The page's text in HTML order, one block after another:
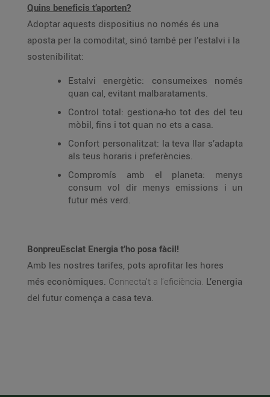
Quins beneficis t’aporten?
Adoptar aquests dispositius no només és una
aposta per la comoditat, sinó també per l’estalvi i la
sostenibilitat:
Estalvi energètic: consumeixes només
quan cal, evitant malbarataments.
Control total: gestiona-ho tot des del teu
mòbil, fins i tot quan no ets a casa.
Confort personalitzat: la teva llar s’adapta
als teus horaris i preferències.
Compromís amb el planeta: menys
consum vol dir menys emissions i un
futur més verd.
BonpreuEsclat Energia t’ho posa fàcil!
Amb les nostres tarifes, pots aprofitar les hores
més econòmiques. Connecta’t a l’eficiència. L’energia
del futur comença a casa teva.